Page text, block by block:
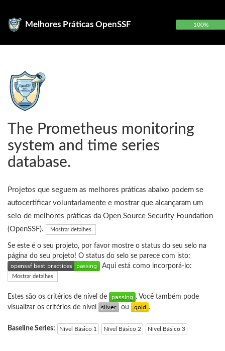
Melhores Práticas OpenSSF 100%
The Prometheus monitoring
system and time series
database.
Projetos que seguem as melhores práticas abaixo podem se
autocertificar voluntariamente e mostrar que alcançaram um
selo de melhores práticas da Open Source Security Foundation
(OpenSSF).
Mostrar detalhes
Se este é o seu projeto, por favor mostre o status do seu selo na
página do seu projeto! O status do selo se parece com isto:
Aqui está como incorporá-lo:
Mostrar detalhes
Estes são os critérios de nível de
. Você também pode
visualizar os critérios de nível
ou .
Baseline Series: Nível Básico 1 Nível Básico 2 Nível Básico 3